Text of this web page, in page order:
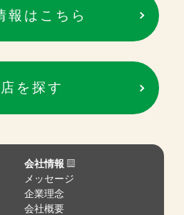
報はこちら
を探す
会社情報
メッセージ
企業理念
会社概要